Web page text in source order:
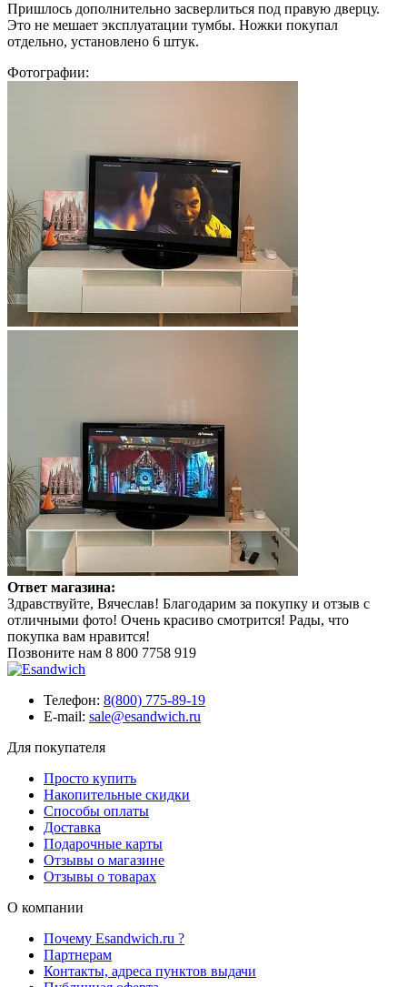
Пришлось дополнительно засверлиться под правую дверцу.
Это не мешает эксплуатации тумбы. Ножки покупал
отдельно, установлено 6 штук.
Фотографии:
Ответ магазина:
Здравствуйте, Вячеслав! Благодарим за покупку и отзыв с
отличными фото! Очень красиво смотрится! Рады, что
покупка вам нравится!
Позвоните нам 8 800 7758 919
Телефон: 8(800) 775-89-19
E-mail: sale@esandwich.ru
Для покупателя
Просто купить
Накопительные скидки
Способы оплаты
Доставка
Подарочные карты
Отзывы о магазине
Отзывы о товарах
О компании
Почему Esandwich.ru ?
Партнерам
Контакты, адреса пунктов выдачи